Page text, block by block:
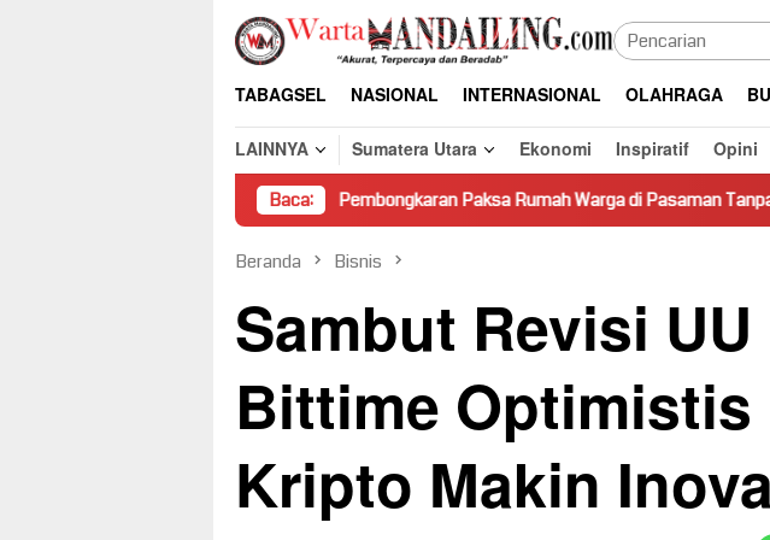
Loncat
konten
TABAGSEL NASIONAL INTERNASIONAL OLAHRAGA
LAINNYA
Sumatera Utara Ekonomi Inspiratif Opini
Baca:
Pembongkaran Paksa Rumah Warga di Pasaman Tanpa Dasar Hukum
Beranda Bisnis
Sambut Revisi UU
Bittime
Kripto Makin